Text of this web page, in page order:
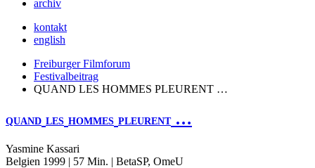
archiv
kontakt
english
Freiburger Filmforum
Festivalbeitrag
QUAND LES HOMMES PLEURENT …
QUAND LES HOMMES PLEURENT…
Yasmine Kassari
Belgien 1999 | 57 Min. | BetaSP, OmeU